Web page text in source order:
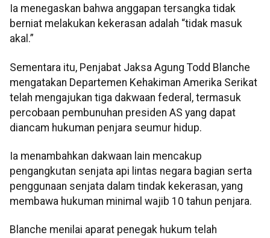
Ia menegaskan bahwa anggapan tersangka tidak
berniat melakukan kekerasan adalah “tidak masuk
akal.”
Sementara itu, Penjabat Jaksa Agung Todd Blanche
mengatakan Departemen Kehakiman Amerika Serikat
telah mengajukan tiga dakwaan federal, termasuk
percobaan pembunuhan presiden AS yang dapat
diancam hukuman penjara seumur hidup.
Ia menambahkan dakwaan lain mencakup
pengangkutan senjata api lintas negara bagian serta
penggunaan senjata dalam tindak kekerasan, yang
membawa hukuman minimal wajib 10 tahun penjara.
Blanche menilai aparat penegak hukum telah